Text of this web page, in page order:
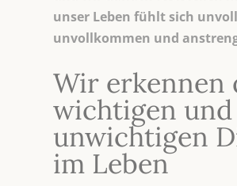
unser Leben fühlt sich
unvollkommen und
Wir erkennen
wichtigen und
unwichtigen
im Leben